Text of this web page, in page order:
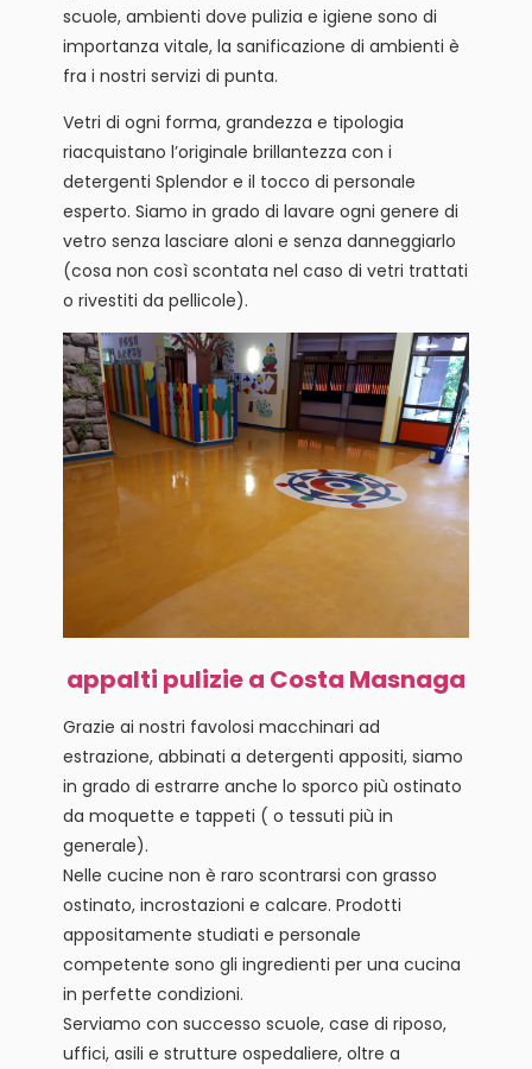
scuole, ambienti dove pulizia e igiene sono di
importanza vitale, la sanificazione di ambienti è
fra i nostri servizi di punta.
Vetri di ogni forma, grandezza e tipologia
riacquistano l’originale brillantezza con i
detergenti Splendor e il tocco di personale
esperto. Siamo in grado di lavare ogni genere di
vetro senza lasciare aloni e senza danneggiarlo
(cosa non così scontata nel caso di vetri trattati
o rivestiti da pellicole).
appalti pulizie a Costa Masnaga
Grazie ai nostri favolosi macchinari ad
estrazione, abbinati a detergenti appositi, siamo
in grado di estrarre anche lo sporco più ostinato
da moquette e tappeti ( o tessuti più in
generale).
Nelle cucine non è raro scontrarsi con grasso
ostinato, incrostazioni e calcare. Prodotti
appositamente studiati e personale
competente sono gli ingredienti per una cucina
in perfette condizioni.
Serviamo con successo scuole, case di riposo,
uffici, asili e strutture ospedaliere, oltre a